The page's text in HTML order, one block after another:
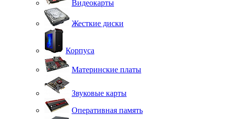
Видеокарты
Жесткие диски
Корпуса
Материнские платы
Звуковые карты
Оперативная память